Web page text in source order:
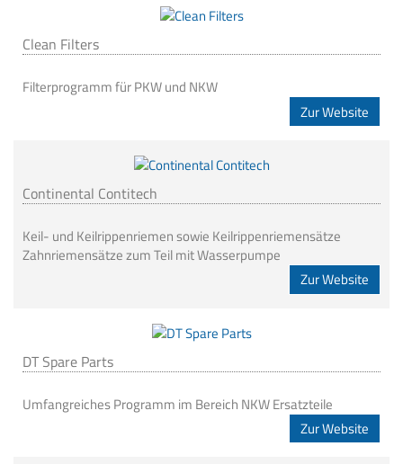
Clean Filters
Filterprogramm für PKW und NKW
Zur Website
Continental Contitech
Keil- und Keilrippenriemen sowie Keilrippenriemensätze
Zahnriemensätze zum Teil mit Wasserpumpe
Zur Website
DT Spare Parts
Umfangreiches Programm im Bereich NKW Ersatzteile
Zur Website